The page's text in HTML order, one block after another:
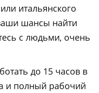
итальянского
шансы найти
с людьми, очень
до 15 часов в
и полный рабочий